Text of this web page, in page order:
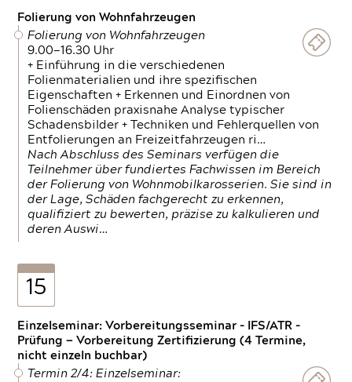
Folierung von Wohnfahrzeugen
Folierung von Wohnfahrzeugen
9.00—16.30 Uhr
+ Einführung in die verschiedenen
Folienmaterialien und ihre spezifischen
Eigenschaften + Erkennen und Einordnen von
Folienschäden praxisnahe Analyse typischer
Schadensbilder + Techniken und Fehlerquellen von
Entfolierungen an Freizeitfahrzeugen ri…
Nach Abschluss des Seminars verfügen die
Teilnehmer über fundiertes Fachwissen im Bereich
der Folierung von Wohnmobilkarosserien. Sie sind in
der Lage, Schäden fachgerecht zu erkennen,
qualifiziert zu bewerten, präzise zu kalkulieren und
deren Auswi…
15
Einzelseminar: Vorbereitungsseminar - IFS/ATR -
Prüfung — Vorbereitung Zertifizierung (4 Termine,
nicht einzeln buchbar)
Termin 2/4: Einzelseminar: